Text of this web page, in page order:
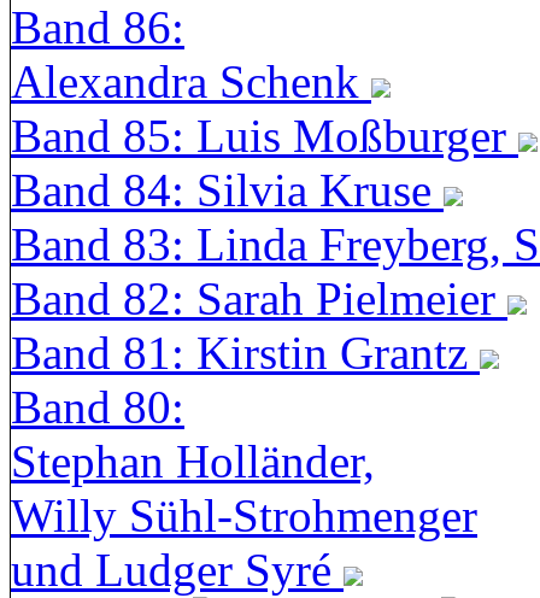
Band 86:
Alexandra Schenk
Band 85: Luis Moßburger
Band 84: Silvia Kruse
Band 83: Linda Freyberg,
Band 82: Sarah Pielmeier
Band 81: Kirstin Grantz
Band 80:
Stephan Holländer,
Willy Sühl-Strohmenger
und Ludger Syré